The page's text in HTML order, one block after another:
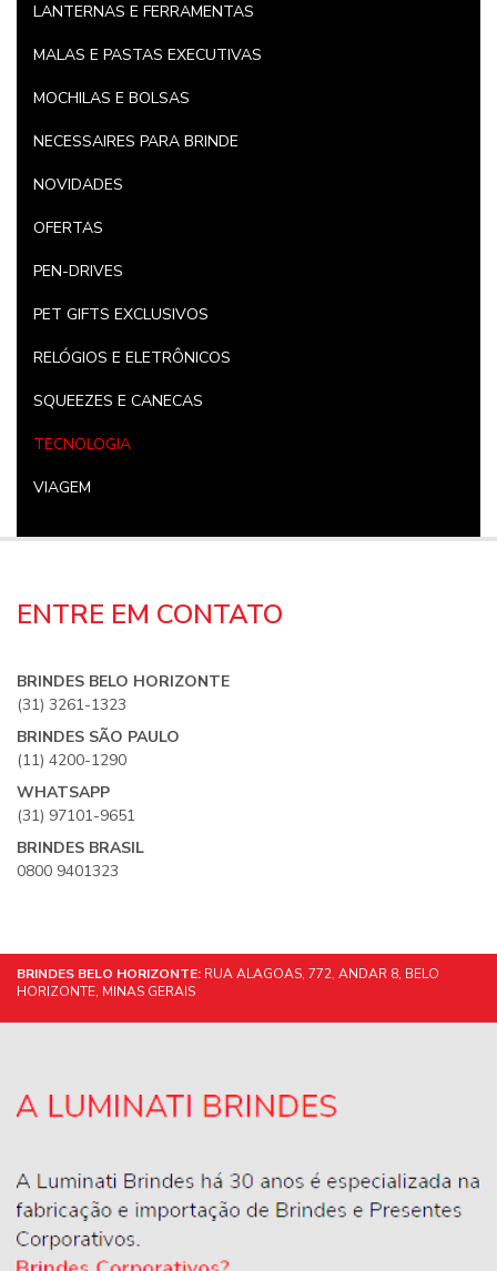
LANTERNAS E FERRAMENTAS
MALAS E PASTAS EXECUTIVAS
MOCHILAS E BOLSAS
NECESSAIRES PARA BRINDE
NOVIDADES
OFERTAS
PEN-DRIVES
PET GIFTS EXCLUSIVOS
RELÓGIOS E ELETRÔNICOS
SQUEEZES E CANECAS
TECNOLOGIA
VIAGEM
ENTRE EM CONTATO
BRINDES BELO HORIZONTE
(31) 3261-1323
BRINDES SÃO PAULO
(11) 4200-1290
WHATSAPP
(31) 97101-9651
BRINDES BRASIL
0800 9401323
BRINDES BELO HORIZONTE: RUA ALAGOAS, 772, ANDAR 8, BELO
HORIZONTE, MINAS GERAIS